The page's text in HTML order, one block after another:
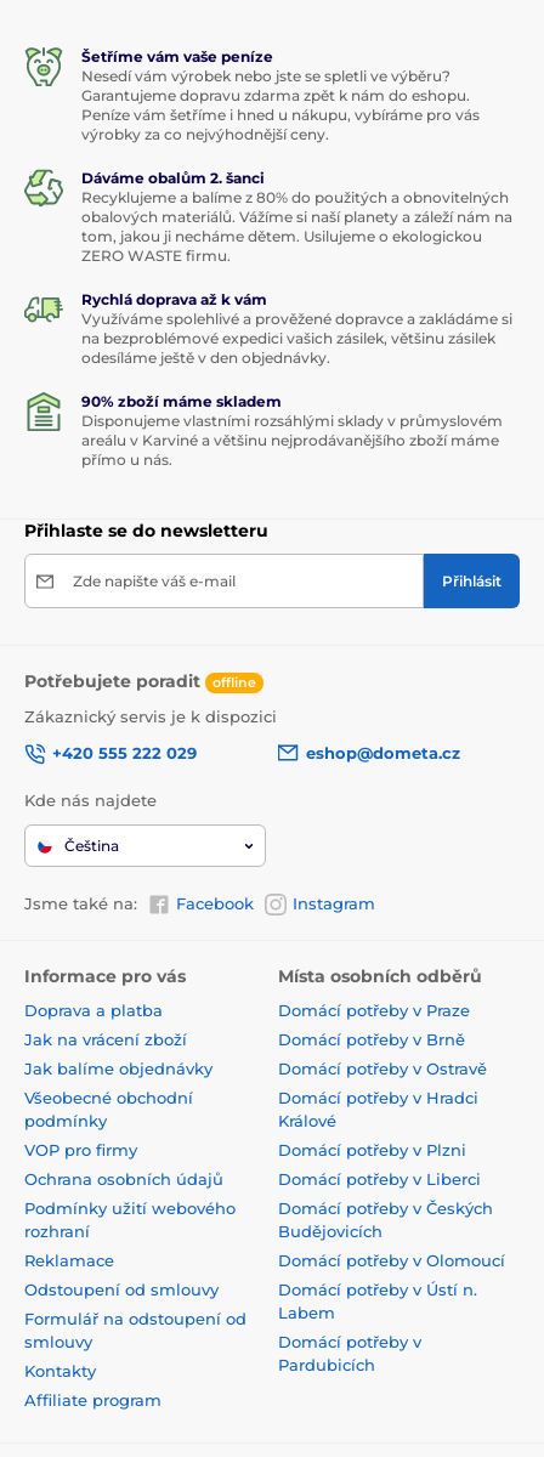
Šetříme vám vaše peníze
Nesedí vám výrobek nebo jste se spletli ve výběru?
Garantujeme dopravu zdarma zpět k nám do eshopu.
Peníze vám šetříme i hned u nákupu, vybíráme pro vás
výrobky za co nejvýhodnější ceny.
Dáváme obalům 2. šanci
Recyklujeme a balíme z 80% do použitých a obnovitelných
obalových materiálů. Vážíme si naší planety a záleží nám na
tom, jakou ji necháme dětem. Usilujeme o ekologickou
ZERO WASTE firmu.
Rychlá doprava až k vám
Využíváme spolehlivé a prověžené dopravce a zakládáme si
na bezproblémové expedici vašich zásilek, většinu zásilek
odesíláme ještě v den objednávky.
90% zboží máme skladem
Disponujeme vlastními rozsáhlými sklady v průmyslovém
areálu v Karviné a většinu nejprodávanějšího zboží máme
přímo u nás.
Přihlaste se do newsletteru
Zde napište váš e-mail Přihlásit
Potřebujete poradit offline
Zákaznický servis je k dispozici
+420 555 222 029
eshop@dometa.cz
Kde nás najdete
Čeština
Jsme také na: Facebook Instagram
Informace pro vás
Doprava a platba
Jak na vrácení zboží
Jak balíme objednávky
Všeobecné obchodní
podmínky
VOP pro firmy
Ochrana osobních údajů
Podmínky užití webového
rozhraní
Reklamace
Odstoupení od smlouvy
Formulář na odstoupení od
smlouvy
Kontakty
Affiliate program
Místa osobních odběrů
Domácí potřeby v Praze
Domácí potřeby v Brně
Domácí potřeby v Ostravě
Domácí potřeby v Hradci
Králové
Domácí potřeby v Plzni
Domácí potřeby v Liberci
Domácí potřeby v Českých
Budějovicích
Domácí potřeby v Olomoucí
Domácí potřeby v Ústí n.
Labem
Domácí potřeby v
Pardubicích